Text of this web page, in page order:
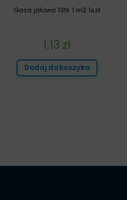
Gaza jałowa 13N. 1 m2 1szt
1,13 zł
Dodaj do koszyka